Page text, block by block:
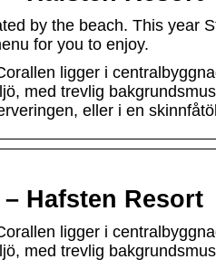
by the beach. This year
for you to enjoy.
ligger i
med trevlig
eller i en
Hafsten Resort
ligger i
med trevlig